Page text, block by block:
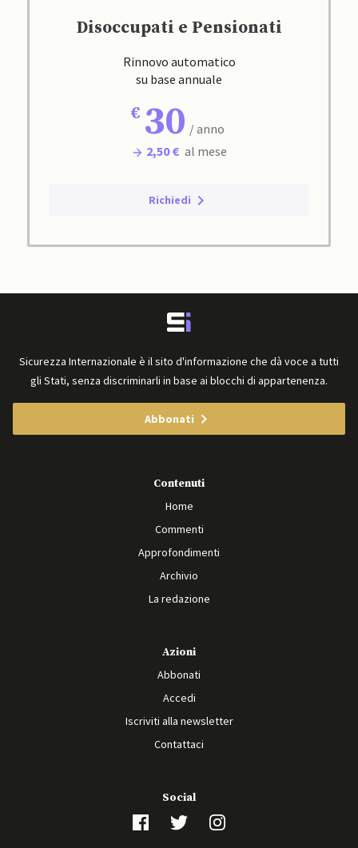
Disoccupati e Pensionati
Rinnovo automatico
su base annuale
30 / anno
2,50 € al mese
Richiedi
Sicurezza Internazionale è il sito d'informazione che dà voce a tutti
gli Stati, senza discriminarli in base ai blocchi di appartenenza.
Abbonati
Contenuti
Home
Commenti
Approfondimenti
Archivio
La redazione
Azioni
Abbonati
Accedi
Iscriviti alla newsletter
Contattaci
Social